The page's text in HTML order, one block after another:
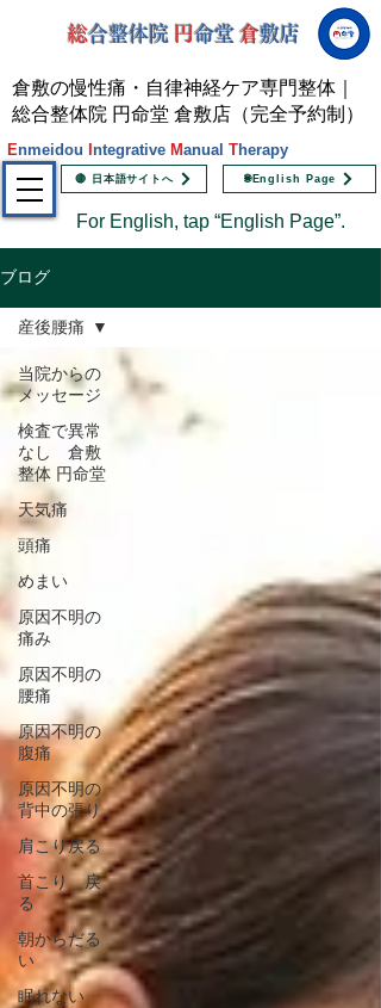
総合整体院 円命堂倉敷店
Enmeidou ntegrative Manual Therapy
🌐English Page
For English, tap “English Page”.
🔴 日本語サイトへ
倉敷の慢性痛・自律神経ケア専門整体｜
総合整体院 円命堂 倉敷店（完全予約制）
ブログ
当院からの
メッセージ
検査で異常
なし 倉敷
整体 円命堂
天気痛
頭痛
めまい
原因不明の
痛み
原因不明の
腰痛
原因不明の
腹痛
原因不明の
背中の張り
肩こり戻る
首こり 戻
る
朝からだる
い
眠れない
産後腰痛